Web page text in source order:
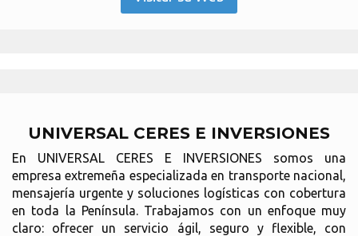
UNIVERSAL CERES E INVERSIONES
En UNIVERSAL CERES E INVERSIONES somos una
empresa extremeña especializada en transporte nacional,
mensajería urgente y soluciones logísticas con cobertura
en toda la Península. Trabajamos con un enfoque muy
claro: ofrecer un servicio ágil, seguro y flexible, con